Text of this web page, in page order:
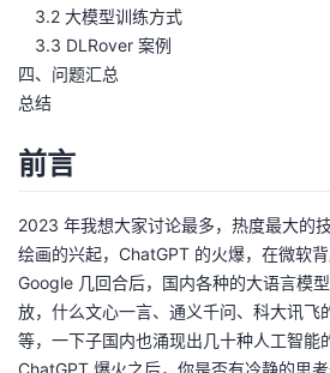
注
开
发
者
堂
我
的
Programs
我
的
支
我
的
我
3.2 大模型训练方式
3.3 DLRover 案例
四、问题汇总
总结
前言
2023 年我想大家讨论最多，热度最大的
绘画的兴起，ChatGPT 的火爆，在微软
Google 几回合后，国内各种的大语言模
放，什么文心一言、通义千问、科大讯飞
等，一下子国内也涌现出几十种人工智能